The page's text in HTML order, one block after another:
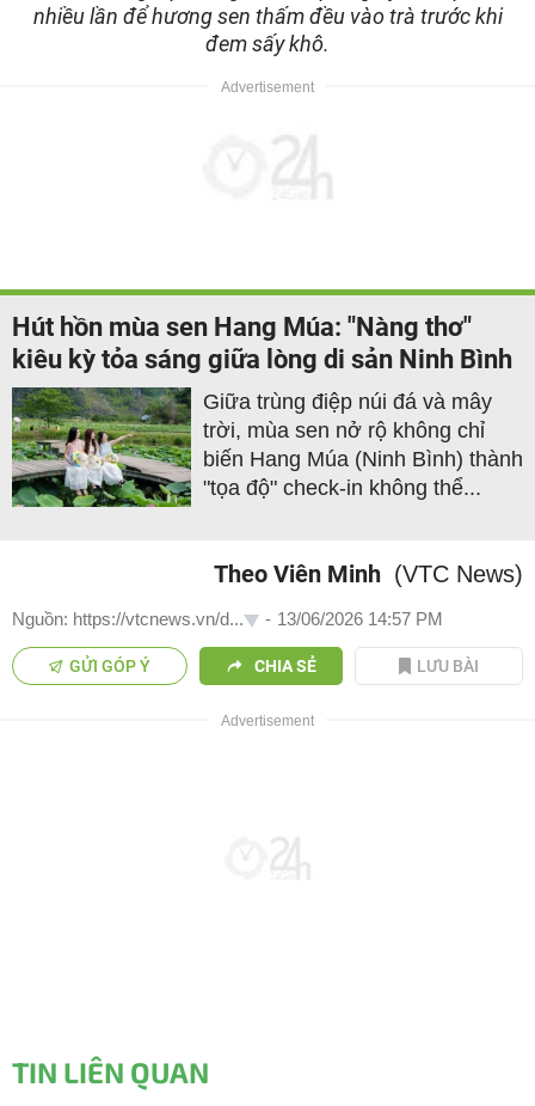
nhiều lần để hương sen thấm đều vào trà trước khi
đem sấy khô.
Hút hồn mùa sen Hang Múa: "Nàng thơ"
kiêu kỳ tỏa sáng giữa lòng di sản Ninh Bình
Giữa trùng điệp núi đá và mây
trời, mùa sen nở rộ không chỉ
biến Hang Múa (Ninh Bình) thành
"tọa độ" check-in không thể...
Theo Viên Minh (VTC News)
Nguồn: https://vtcnews.vn/d... - 13/06/2026 14:57 PM
GỬI GÓP Ý CHIA SẺ LƯU BÀI
TIN LIÊN QUAN